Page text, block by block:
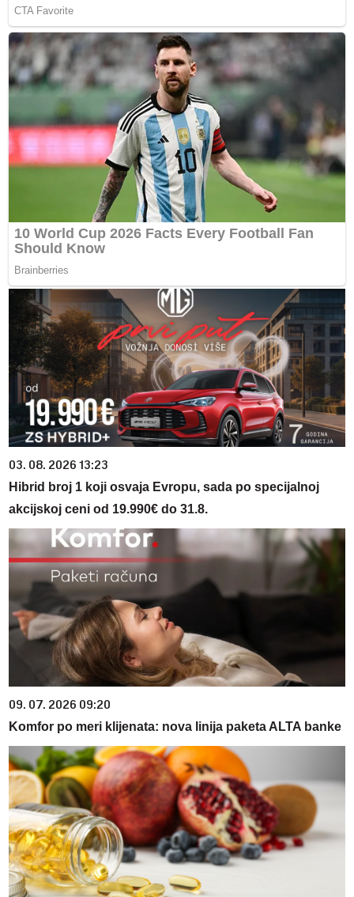
03. 08. 2026 13:23
Hibrid broj 1 koji osvaja Evropu, sada po specijalnoj
akcijskoj ceni od 19.990€ do 31.8.
09. 07. 2026 09:20
Komfor po meri klijenata: nova linija paketa ALTA banke